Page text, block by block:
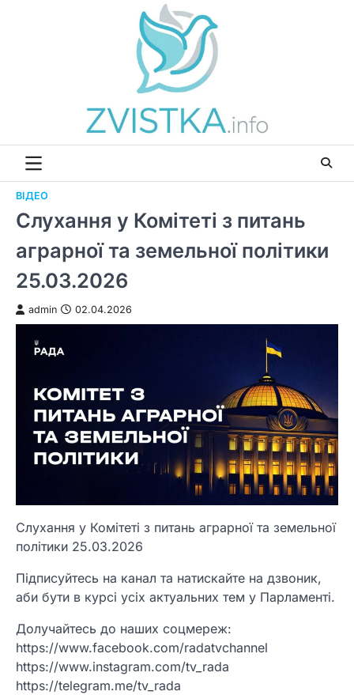
ВІДЕО
Слухання у Комітеті з питань
аграрної та земельної політики
25.03.2026
admin 02.04.2026
Слухання у Комітеті з питань аграрної та земельної
політики 25.03.2026
Підписуйтесь на канал та натискайте на дзвоник,
аби бути в курсі усіх актуальних тем у Парламенті.
Долучайтесь до наших соцмереж:
https://www.facebook.com/radatvchannel
https://www.instagram.com/tv_rada
https://telegram.me/tv_rada